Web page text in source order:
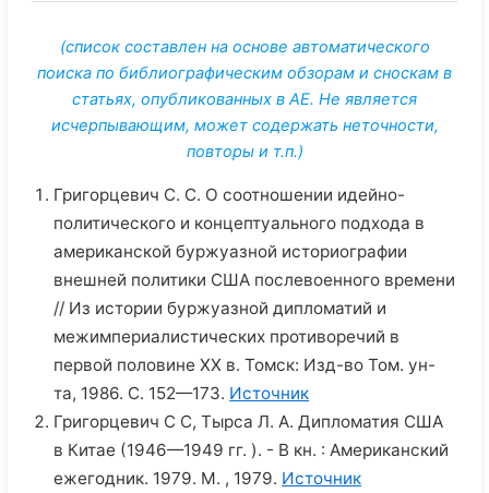
(список составлен на основе автоматического
поиска по библиографическим обзорам и сноскам в
статьях, опубликованных в АЕ. Не является
исчерпывающим, может содержать неточности,
повторы и т.п.)
Григорцевич С. С. О соотношении идейно-
политического и концептуального подхода в
американской буржуазной историографии
внешней политики США послевоенного времени
// Из истории буржуазной дипломатий и
межимпериалистических противоречий в
первой половине XX в. Томск: Изд-во Том. ун-
та, 1986. С. 152—173. Источник
Григорцевич С С, Тырса Л. А. Дипломатия США
в Китае (1946—1949 гг. ). - В кн. : Американский
ежегодник. 1979. М. , 1979. Источник